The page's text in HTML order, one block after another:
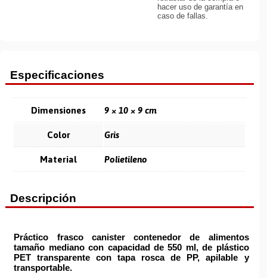
hacer uso de garantía en
caso de fallas.
Especificaciones
Dimensiones 9 × 10 × 9 cm
Color Gris
Material Polietileno
Descripción
Práctico frasco canister contenedor de alimentos
tamaño mediano con capacidad de 550 ml, de plástico
PET transparente con tapa rosca de PP, apilable y
transportable.